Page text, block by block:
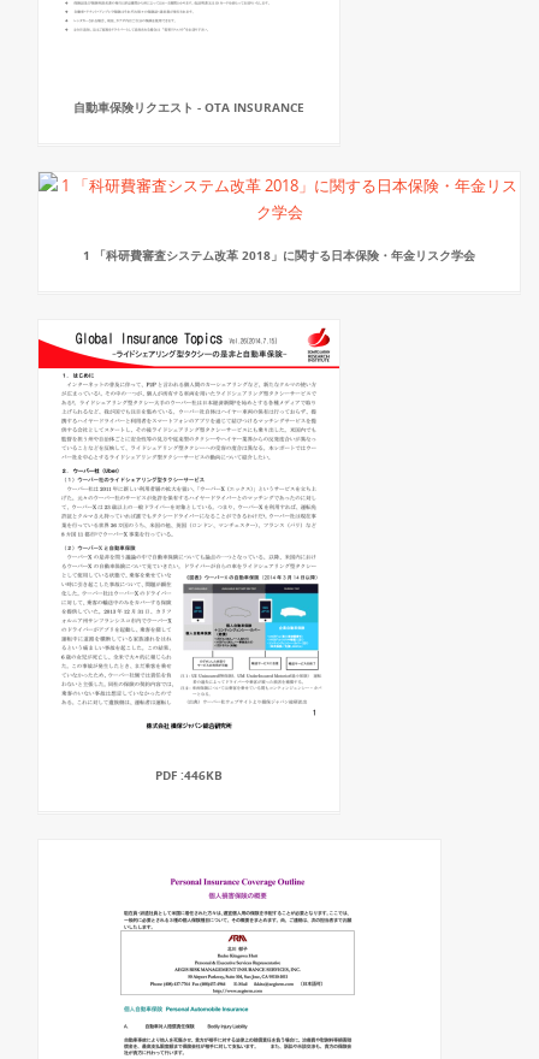
自動車保険リクエスト - OTA INSURANCE
1 「科研費審査システム改革 2018」に関する日本保険・年金リスク学会
PDF :446KB